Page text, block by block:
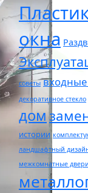
окна
советы
декоративное стекло
дом
истории
ландшафтный
межкомнатные двери